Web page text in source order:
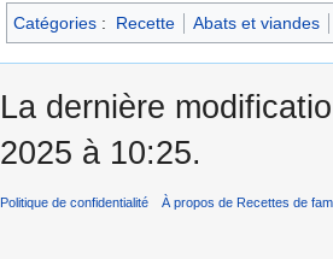
Catégories : Recette Abats et viandes
La dernière
2025 à 10:25.
Politique de confidentialité À propos de Recettes de